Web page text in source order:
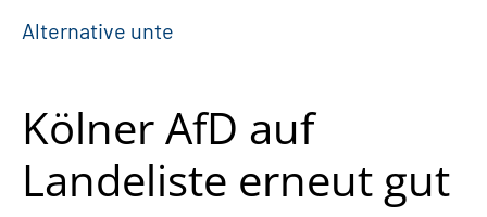
Alternative unte
Kölner AfD auf
Landeliste erneut gut